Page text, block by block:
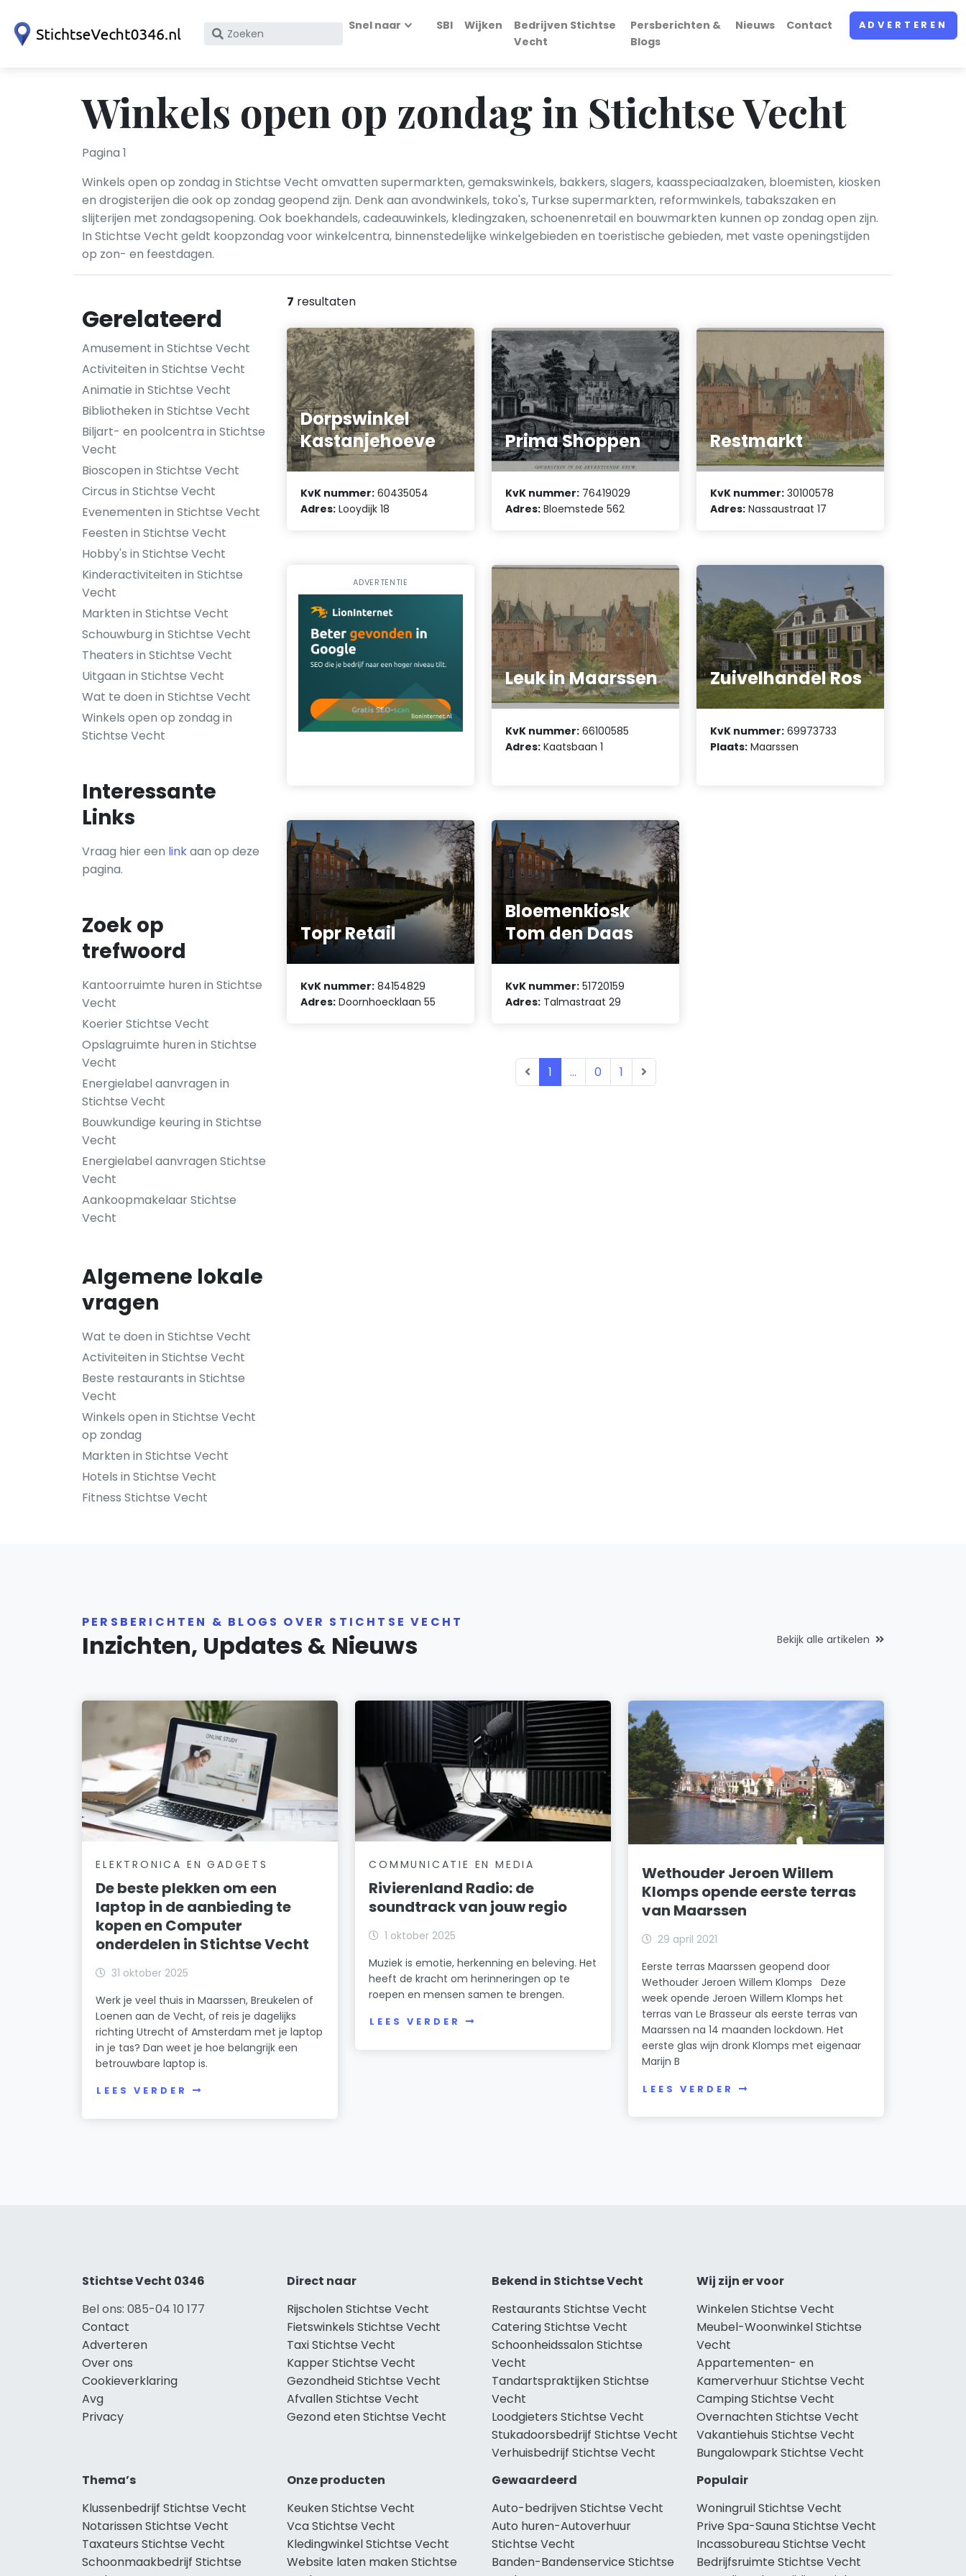
Zoek
KvK
nummer
Snel naar SBI Wijken
Bedrijven Stichtse
Vecht
Persberichten &
Blogs
Nieuws Contact ADVERTEREN
Winkels open op zondag in Stichtse Vecht
Pagina 1
Winkels open op zondag in Stichtse Vecht omvatten supermarkten, gemakswinkels, bakkers, slagers, kaasspeciaalzaken, bloemisten, kiosken
en drogisterijen die ook op zondag geopend zijn. Denk aan avondwinkels, toko's, Turkse supermarkten, reformwinkels, tabakszaken en
slijterijen met zondagsopening. Ook boekhandels, cadeauwinkels, kledingzaken, schoenenretail en bouwmarkten kunnen op zondag open zijn.
In Stichtse Vecht geldt koopzondag voor winkelcentra, binnenstedelijke winkelgebieden en toeristische gebieden, met vaste openingstijden
op zon- en feestdagen.
Gerelateerd
Amusement in Stichtse Vecht
Activiteiten in Stichtse Vecht
Animatie in Stichtse Vecht
Bibliotheken in Stichtse Vecht
Biljart- en poolcentra in Stichtse
Vecht
Bioscopen in Stichtse Vecht
Circus in Stichtse Vecht
Evenementen in Stichtse Vecht
Feesten in Stichtse Vecht
Hobby's in Stichtse Vecht
Kinderactiviteiten in Stichtse
Vecht
Markten in Stichtse Vecht
Schouwburg in Stichtse Vecht
Theaters in Stichtse Vecht
Uitgaan in Stichtse Vecht
Wat te doen in Stichtse Vecht
Winkels open op zondag in
Stichtse Vecht
Interessante
Links
Vraag hier een linkaan op deze
pagina.
Zoek op
trefwoord
Kantoorruimte huren in Stichtse
Vecht
Koerier Stichtse Vecht
Opslagruimte huren in Stichtse
Vecht
Energielabel aanvragen in
Stichtse Vecht
Bouwkundige keuring in Stichtse
Vecht
Energielabel aanvragen Stichtse
Vecht
Aankoopmakelaar Stichtse
Vecht
Algemene lokale
vragen
Wat te doen in Stichtse Vecht
Activiteiten in Stichtse Vecht
Beste restaurants in Stichtse
Vecht
Winkels open in Stichtse Vecht
op zondag
Markten in Stichtse Vecht
Hotels in Stichtse Vecht
Fitness Stichtse Vecht
7 resultaten
Dorpswinkel
Kastanjehoeve
KvK nummer: 60435054
Adres: Looydijk 18
Prima Shoppen
KvK nummer: 76419029
Adres: Bloemstede 562
Restmarkt
KvK nummer: 30100578
Adres: Nassaustraat 17
ADVERTENTIE
Leuk in Maarssen
KvK nummer: 66100585
Adres: Kaatsbaan 1
Zuivelhandel Ros
KvK nummer: 69973733
Plaats: Maarssen
Topr Retail
KvK nummer: 84154829
Adres: Doornhoecklaan 55
Bloemenkiosk
Tom den Daas
KvK nummer: 51720159
Adres: Talmastraat 29
1 ... 0 1
PERSBERICHTEN & BLOGS OVER STICHTSE VECHT
Inzichten, Updates & Nieuws Bekijk alle artikelen
ELEKTRONICA EN GADGETS
De beste plekken om een
laptop in de aanbieding te
kopen en Computer
onderdelen in Stichtse Vecht
31 oktober 2025
Werk je veel thuis in Maarssen, Breukelen of
Loenen aan de Vecht, of reis je dagelijks
richting Utrecht of Amsterdam met je laptop
in je tas? Dan weet je hoe belangrijk een
betrouwbare laptop is.
LEES VERDER
COMMUNICATIE EN MEDIA
Rivierenland Radio: de
soundtrack van jouw regio
1 oktober 2025
Muziek is emotie, herkenning en beleving. Het
heeft de kracht om herinneringen op te
roepen en mensen samen te brengen.
LEES VERDER
Wethouder Jeroen Willem
Klomps opende eerste terras
van Maarssen
29 april 2021
Eerste terras Maarssen geopend door
Wethouder Jeroen Willem Klomps Deze
week opende Jeroen Willem Klomps het
terras van Le Brasseur als eerste terras van
Maarssen na 14 maanden lockdown. Het
eerste glas wijn dronk Klomps met eigenaar
Marijn B
LEES VERDER
Stichtse Vecht 0346
Bel ons: 085-04 10 177
Contact
Adverteren
Over ons
Cookieverklaring
Avg
Privacy
Direct naar
Rijscholen Stichtse Vecht
Fietswinkels Stichtse Vecht
Taxi Stichtse Vecht
Kapper Stichtse Vecht
Gezondheid Stichtse Vecht
Afvallen Stichtse Vecht
Gezond eten Stichtse Vecht
Bekend in Stichtse Vecht
Restaurants Stichtse Vecht
Catering Stichtse Vecht
Schoonheidssalon Stichtse
Vecht
Tandartspraktijken Stichtse
Vecht
Loodgieters Stichtse Vecht
Stukadoorsbedrijf Stichtse Vecht
Verhuisbedrijf Stichtse Vecht
Wij zijn er voor
Winkelen Stichtse Vecht
Meubel-Woonwinkel Stichtse
Vecht
Appartementen- en
Kamerverhuur Stichtse Vecht
Camping Stichtse Vecht
Overnachten Stichtse Vecht
Vakantiehuis Stichtse Vecht
Bungalowpark Stichtse Vecht
Thema’s
Klussenbedrijf Stichtse Vecht
Notarissen Stichtse Vecht
Taxateurs Stichtse Vecht
Schoonmaakbedrijf Stichtse
Onze producten
Keuken Stichtse Vecht
Vca Stichtse Vecht
Kledingwinkel Stichtse Vecht
Website laten maken Stichtse
Gewaardeerd
Auto-bedrijven Stichtse Vecht
Auto huren-Autoverhuur
Stichtse Vecht
Banden-Bandenservice Stichtse
Populair
Woningruil Stichtse Vecht
Prive Spa-Sauna Stichtse Vecht
Incassobureau Stichtse Vecht
Bedrijfsruimte Stichtse Vecht